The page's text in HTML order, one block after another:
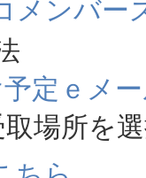
メンバー
予定ｅメ
場所を